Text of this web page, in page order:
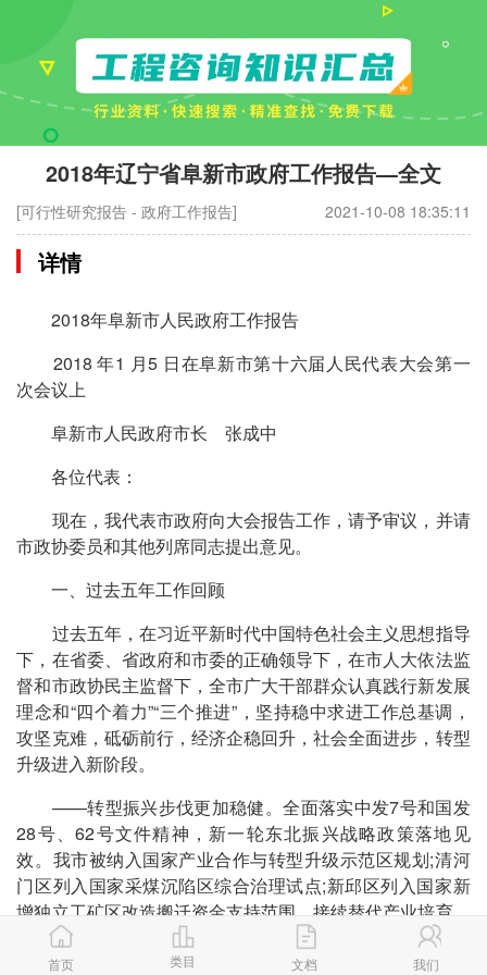
2018年辽宁省阜新市政府工作报告—全文
[可行性研究报告 - 政府工作报告] 2021-10-08 18:35:11
详情
2018年阜新市人民政府工作报告
2018 年1 月5 日在阜新市第十六届人民代表大会第一
次会议上
阜新市人民政府市长 张成中
各位代表：
现在，我代表市政府向大会报告工作，请予审议，并请
市政协委员和其他列席同志提出意见。
一、过去五年工作回顾
过去五年，在习近平新时代中国特色社会主义思想指导
下，在省委、省政府和市委的正确领导下，在市人大依法监
督和市政协民主监督下，全市广大干部群众认真践行新发展
理念和“四个着力”“三个推进”，坚持稳中求进工作总基调，
攻坚克难，砥砺前行，经济企稳回升，社会全面进步，转型
升级进入新阶段。
——转型振兴步伐更加稳健。全面落实中发7号和国发
28号、62号文件精神，新一轮东北振兴战略政策落地见
效。我市被纳入国家产业合作与转型升级示范区规划;清河
门区列入国家采煤沉陷区综合治理试点;新邱区列入国家新
增独立工矿区改造搬迁资金支持范围。接续替代产业培育、
基础设施建设、生态环境保护等工作取得明显进展，转型之
初面对的就业难、住房难、行路难、就医难、就学难、生活
首页 类目 文档 我们